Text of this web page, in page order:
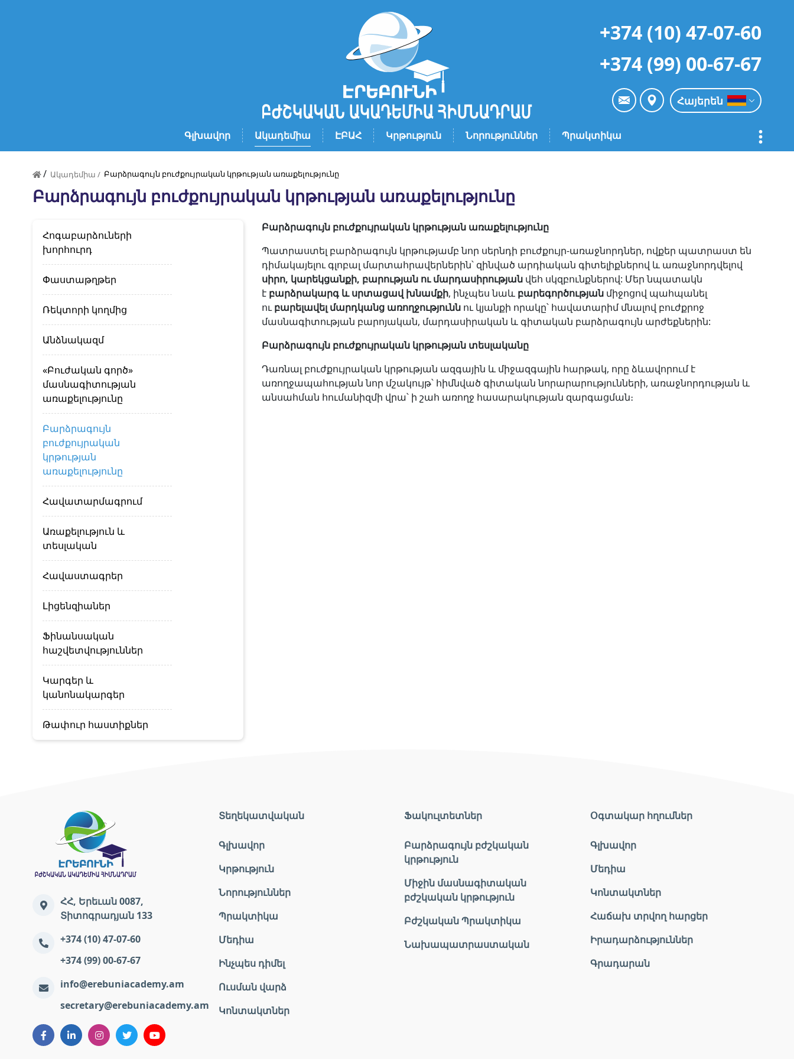
+374 (10) 47-07-60
+374 (99) 00-67-67
Հայերեն
Գլխավոր Ակադեմիա ԷԲԱՀ Կրթություն Նորություններ Պրակտիկա
/ Ակադեմիա / Բարձրագույն բուժքույրական կրթության առաքելությունը
Բարձրագույն բուժքույրական կրթության առաքելությունը
Հոգաբարձուների
խորհուրդ
Փաստաթղթեր
Ռեկտորի կողմից
Անձնակազմ
«Բուժական գործ»
մասնագիտության
առաքելությունը
Բարձրագույն
բուժքույրական
կրթության
առաքելությունը
Հավատարմագրում
Առաքելություն և
տեսլական
Հավաստագրեր
Լիցենզիաներ
Ֆինանսական
հաշվետվություններ
Կարգեր և
կանոնակարգեր
Թափուր հաստիքներ
Բարձրագույն բուժքույրական կրթության առաքելությունը
Պատրաստել բարձրագույն կրթությամբ նոր սերնդի բուժքույր-առաջնորդներ, ովքեր պատրաստ են
դիմակայելու գլոբալ մարտահրավերներին՝ զինված արդիական գիտելիքներով և առաջնորդվելով
սիրո, կարեկցանքի, բարության ու մարդասիրությանվեհ սկզբունքներով: Մեր նպատակն
է բարձրակարգ և սրտացավ խնամքի, ինչպես նաև բարեգործությանմիջոցով պահպանել
ուբարելավել մարդկանց առողջություննու կյանքի որակը՝ հավատարիմ մնալով բուժքրոջ
մասնագիտության բարոյական, մարդասիրական և գիտական բարձրագույն արժեքներին:
Բարձրագույն բուժքույրական կրթության տեսլականը
Դառնալ բուժքույրական կրթության ազգային և միջազգային հարթակ, որը ձևավորում է
առողջապահության նոր մշակույթ՝ հիմնված գիտական նորարարությունների, առաջնորդության և
անսահման հումանիզմի վրա՝ ի շահ առողջ հասարակության զարգացման։
ՀՀ, Երեւան 0087,
Տիտոգրադյան 133
+374 (10) 47-07-60
+374 (99) 00-67-67
info@erebuniacademy.am
secretary@erebuniacademy.am
Տեղեկատվական
Գլխավոր
Կրթություն
Նորություններ
Պրակտիկա
Մեդիա
Ինչպես դիմել
Ուսման վարձ
Կոնտակտներ
Ֆակուլտետներ
Բարձրագույն բժշկական
կրթություն
Միջին մասնագիտական
բժշկական կրթություն
Բժշկական Պրակտիկա
Նախապատրաստական
Օգտակար հղումներ
Գլխավոր
Մեդիա
Կոնտակտներ
Հաճախ տրվող հարցեր
Իրադարձություններ
Գրադարան